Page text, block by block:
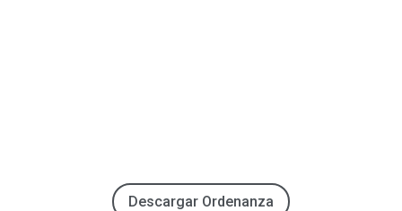
Descargar Ordenanza